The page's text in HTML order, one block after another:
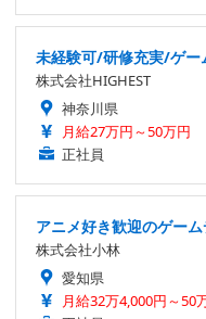
未経験可/研修充実/ゲー
株式会社HIGHEST
神奈川県
月給27万円～50万円
正社員
アニメ好き歓迎のゲー
株式会社小林
愛知県
月給32万4,000円～50